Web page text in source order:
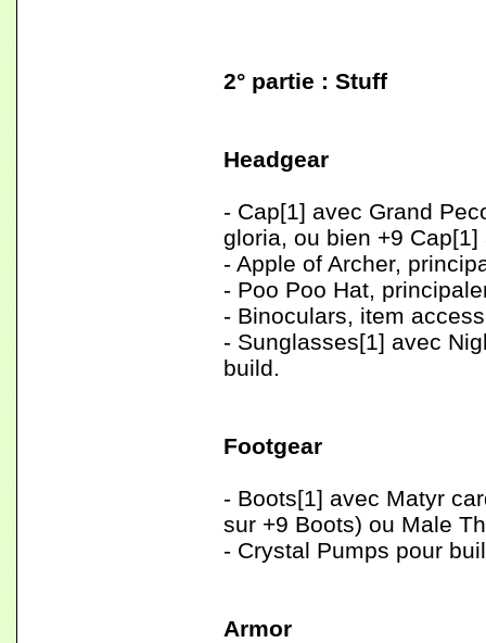
2° partie : Stuff
Headgear
- Cap[1] avec Grand
gloria, ou bien +9
- Apple of Archer,
- Poo Poo Hat,
- Binoculars, item
- Sunglasses[1] avec
build.
Footgear
- Boots[1] avec Matyr
sur +9 Boots) ou Male
- Crystal Pumps pour
Armor